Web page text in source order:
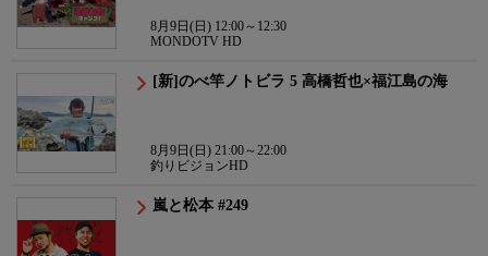
8月9日(日) 12:00～12:30
MONDOTV HD
[新]のべ竿ノトビラ 5 高橋哲也×福江島の海
8月9日(日) 21:00～22:00
釣りビジョンHD
嵐と松本 #249